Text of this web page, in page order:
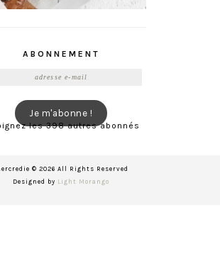
ABONNEMENT
Je m'abonne !
les 398 autres abonnés
© 2026 All Rights Reserved
Designed by Light Morango